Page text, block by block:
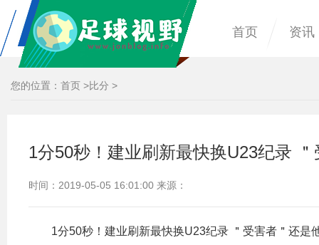
首页 资讯
您的位置： 首页 >比分 >
1分50秒！建业刷新最快换U23纪录
时间：2019-05-05 16:01:00 来源：
1分50秒！建业刷新最快换U23纪录 ＂受害者＂还是